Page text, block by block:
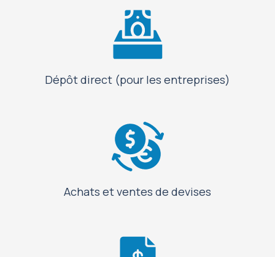
Dépôt direct (pour les entreprises)
Achats et ventes de devises